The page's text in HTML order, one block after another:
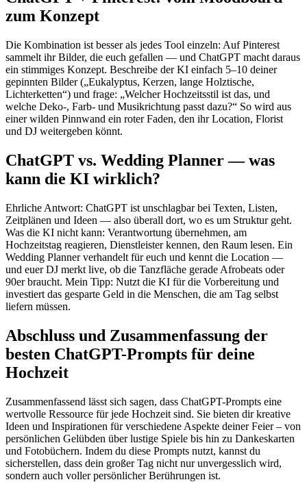
zum Konzept
Die Kombination ist besser als jedes Tool einzeln: Auf Pinterest
sammelt ihr Bilder, die euch gefallen — und ChatGPT macht daraus
ein stimmiges Konzept. Beschreibe der KI einfach 5–10 deiner
gepinnten Bilder („Eukalyptus, Kerzen, lange Holztische,
Lichterketten“) und frage: „Welcher Hochzeitsstil ist das, und
welche Deko-, Farb- und Musikrichtung passt dazu?“ So wird aus
einer wilden Pinnwand ein roter Faden, den ihr Location, Florist
und DJ weitergeben könnt.
ChatGPT vs. Wedding Planner — was
kann die KI wirklich?
Ehrliche Antwort: ChatGPT ist unschlagbar bei Texten, Listen,
Zeitplänen und Ideen — also überall dort, wo es um Struktur geht.
Was die KI nicht kann: Verantwortung übernehmen, am
Hochzeitstag reagieren, Dienstleister kennen, den Raum lesen. Ein
Wedding Planner verhandelt für euch und kennt die Location —
und euer DJ merkt live, ob die Tanzfläche gerade Afrobeats oder
90er braucht. Mein Tipp: Nutzt die KI für die Vorbereitung und
investiert das gesparte Geld in die Menschen, die am Tag selbst
liefern müssen.
Abschluss und Zusammenfassung der
besten ChatGPT-Prompts für deine
Hochzeit
Zusammenfassend lässt sich sagen, dass ChatGPT-Prompts eine
wertvolle Ressource für jede Hochzeit sind. Sie bieten dir kreative
Ideen und Inspirationen für verschiedene Aspekte deiner Feier – von
persönlichen Gelübden über lustige Spiele bis hin zu Dankeskarten
und Fotobüchern. Indem du diese Prompts nutzt, kannst du
sicherstellen, dass dein großer Tag nicht nur unvergesslich wird,
sondern auch voller persönlicher Berührungen ist.